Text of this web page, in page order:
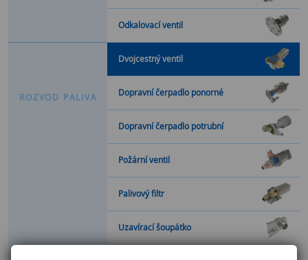
Odkalovací ventil
ROZVOD PALIVA
Dvojcestný ventil
Dopravní čerpadlo ponorné
Dopravní čerpadlo potrubní
Požární ventil
Palivový filtr
Uzavírací šoupátko